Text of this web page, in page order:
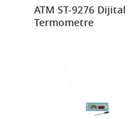
ATM ST-9276 Dijital
Termometre